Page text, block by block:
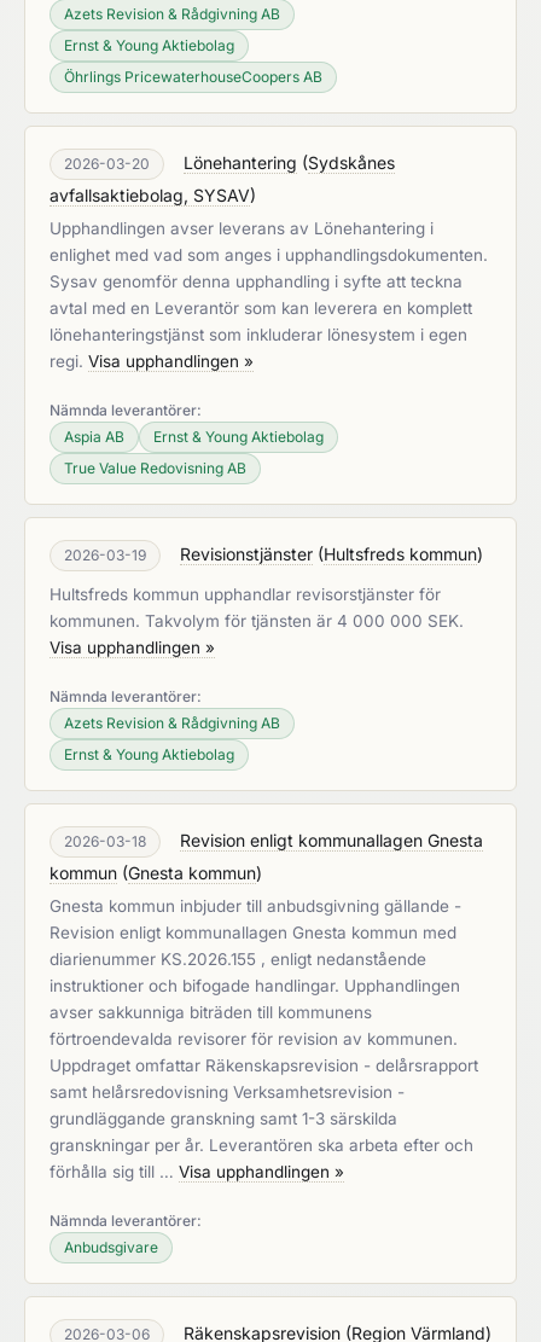
Azets Revision & Rådgivning AB
Ernst & Young Aktiebolag
Öhrlings PricewaterhouseCoopers AB
2026-03-20 Lönehantering (Sydskånes
avfallsaktiebolag, SYSAV)
Upphandlingen avser leverans av Lönehantering i
enlighet med vad som anges i upphandlingsdokumenten.
Sysav genomför denna upphandling i syfte att teckna
avtal med en Leverantör som kan leverera en komplett
lönehanteringstjänst som inkluderar lönesystem i egen
regi. Visa upphandlingen »
Nämnda leverantörer:
Aspia AB
Ernst & Young Aktiebolag
True Value Redovisning AB
2026-03-19 Revisionstjänster (Hultsfreds kommun)
Hultsfreds kommun upphandlar revisorstjänster för
kommunen. Takvolym för tjänsten är 4 000 000 SEK.
Visa upphandlingen »
Nämnda leverantörer:
Azets Revision & Rådgivning AB
Ernst & Young Aktiebolag
2026-03-18
Revision enligt kommunallagen Gnesta
kommun (Gnesta kommun)
Gnesta kommun inbjuder till anbudsgivning gällande -
Revision enligt kommunallagen Gnesta kommun med
diarienummer KS.2026.155 , enligt nedanstående
instruktioner och bifogade handlingar. Upphandlingen
avser sakkunniga biträden till kommunens
förtroendevalda revisorer för revision av kommunen.
Uppdraget omfattar Räkenskapsrevision - delårsrapport
samt helårsredovisning Verksamhetsrevision -
grundläggande granskning samt 1-3 särskilda
granskningar per år. Leverantören ska arbeta efter och
förhålla sig till … Visa upphandlingen »
Nämnda leverantörer:
Anbudsgivare
2026-03-06 Räkenskapsrevision (Region Värmland)